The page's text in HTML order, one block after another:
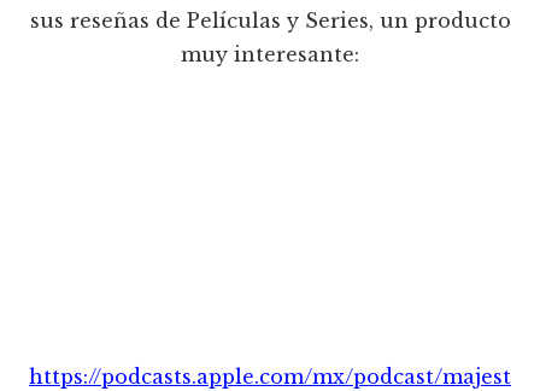
sus reseñas de Películas y Series, un producto
muy interesante:
https://podcasts.apple.com/mx/podcast/majest